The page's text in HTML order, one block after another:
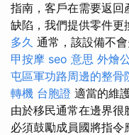
指南，客戶在需要返
缺陷，我們提供零件更
多久 通常，該設備不
甲按摩 seo 意思 外燴
屯區軍功路周邊的整骨
轉機 台胞證 適當的維
由於移民通常在邊界
必須鼓勵成員國將指令